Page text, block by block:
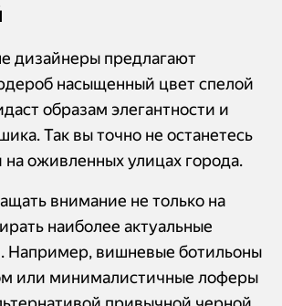
дизайнеры предлагают
насыщенный цвет спелой
образам элегантности и
Так вы точно не останетесь
на оживленных улицах города.
внимание не только на
наиболее актуальные
Например, вишневые ботильоны
или минималистичные лоферы